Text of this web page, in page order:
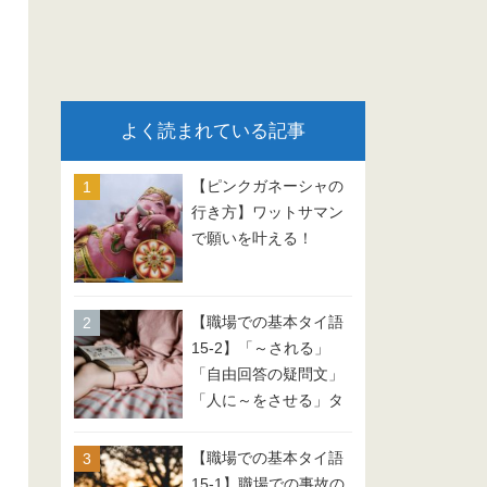
よく読まれている記事
【ピンクガネーシャの
行き方】ワットサマン
で願いを叶える！
【職場での基本タイ語
15-2】「～される」
「自由回答の疑問文」
「人に～をさせる」タ
【職場での基本タイ語